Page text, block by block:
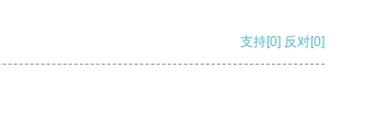
支持[0] 反对[0]